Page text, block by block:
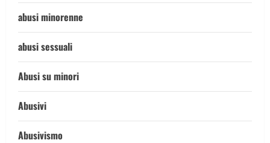
abusi minorenne
abusi sessuali
Abusi su minori
Abusivi
Abusivismo